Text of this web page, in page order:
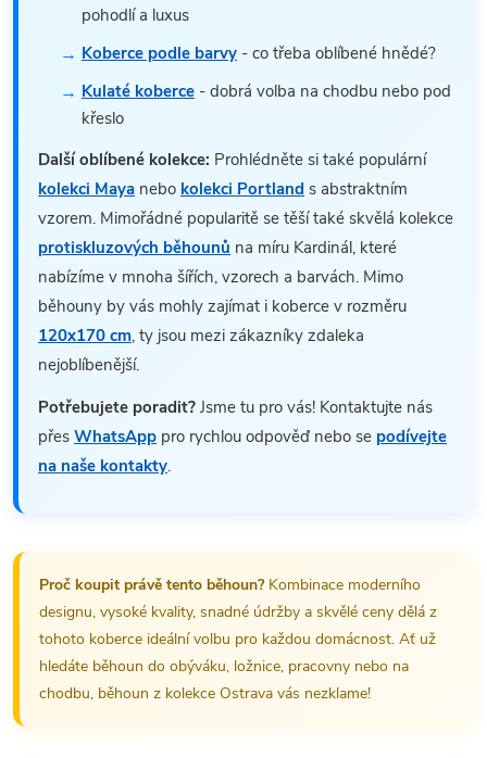
pohodlí a luxus
Koberce podle barvy - co třeba oblíbené hnědé?
Kulaté koberce - dobrá volba na chodbu nebo pod
křeslo
Další oblíbené kolekce: Prohlédněte si také populární
kolekci Maya nebo kolekci Portland s abstraktním
vzorem. Mimořádné popularitě se těší také skvělá kolekce
protiskluzových běhounů na míru Kardinál, které
nabízíme v mnoha šířích, vzorech a barvách. Mimo
běhouny by vás mohly zajímat i koberce v rozměru
120x170 cm, ty jsou mezi zákazníky zdaleka
nejoblíbenější.
Potřebujete poradit? Jsme tu pro vás! Kontaktujte nás
přes WhatsApp pro rychlou odpověď nebo se podívejte
na naše kontakty.
Proč koupit právě tento běhoun?Kombinace moderního
designu, vysoké kvality, snadné údržby a skvělé ceny dělá z
tohoto koberce ideální volbu pro každou domácnost. Ať už
hledáte běhoun do obýváku, ložnice, pracovny nebo na
chodbu, běhoun z kolekce Ostrava vás nezklame!